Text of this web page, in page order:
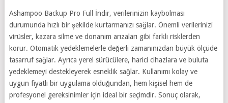
Ashampoo Backup Pro Full İndir, verilerinizin kaybolması
durumunda hızlı bir şekilde kurtarmanızı sağlar. Önemli verilerinizi
virüsler, kazara silme ve donanım arızaları gibi farklı risklerden
korur. Otomatik yedeklemelerle değerli zamanınızdan büyük ölçüde
tasarruf sağlar. Ayrıca yerel sürücülere, harici cihazlara ve buluta
yedeklemeyi destekleyerek esneklik sağlar. Kullanımı kolay ve
uygun fiyatlı bir uygulama olduğundan, hem kişisel hem de
profesyonel gereksinimler için ideal bir seçimdir. Sonuç olarak,